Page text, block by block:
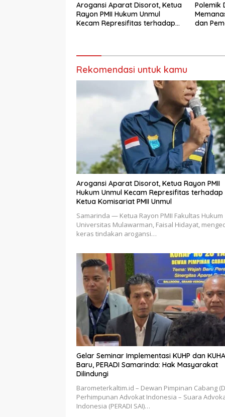
Arogansi Aparat Disorot, Ketua
Rayon PMII Hukum Unmul
Kecam Represifitas terhadap
Polemik
dan
Rekomendasi untuk kamu
Arogansi Aparat Disorot, Ketua Rayon PMII
Hukum Unmul Kecam Represifitas terhadap
Ketua Komisariat PMII Unmul
Samarinda — Ketua Rayon PMII Fakultas Hukum
Universitas Mulawarman, Faisal Hidayat,
keras tindakan arogansi…
Gelar Seminar Implementasi KUHP dan
Baru, PERADI Samarinda: Hak Masyarakat
Dilindungi
Barometerkaltim.id – Dewan Pimpinan Cabang
Perhimpunan Advokat Indonesia – Suara
Indonesia (PERADI SAI)…